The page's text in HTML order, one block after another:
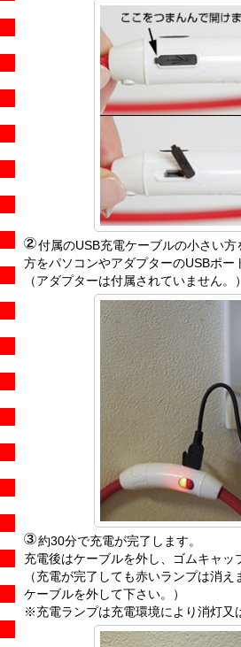
付属のUSB充電ケーブルの小さい
方をパソコンやアダプターのUSBポー
（アダプターは付属されていません。）
約30分で充電が完了します。
充電後はケーブルを外し、ゴムキャッ
（充電が完了しても赤いランプは消
ケーブルを外して下さい。）
※充電ランプは充電環境により消灯又